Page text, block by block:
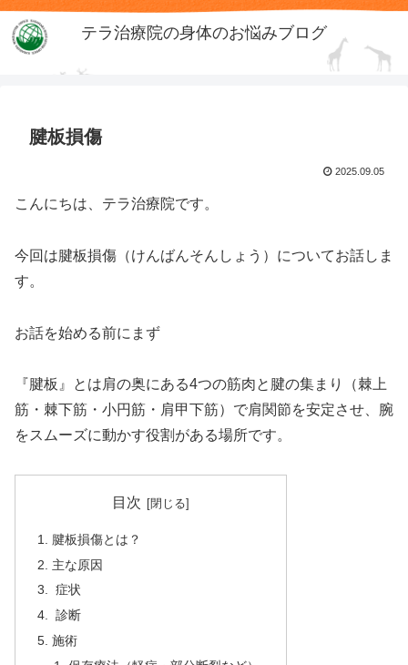
テラ治療院の身体のお悩みブログ
腱板損傷
2025.09.05
こんにちは、テラ治療院です。
今回は腱板損傷（けんばんそんしょう）についてお話しま
す。
お話を始める前にまず
『腱板』とは肩の奥にある4つの筋肉と腱の集まり（棘上
筋・棘下筋・小円筋・肩甲下筋）で肩関節を安定させ、腕
をスムーズに動かす役割がある場所です。
目次
腱板損傷とは？
主な原因
症状
診断
施術